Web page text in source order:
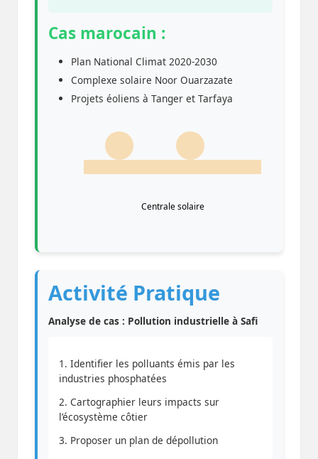
Cas marocain :
Plan National Climat 2020-2030
Complexe solaire Noor Ouarzazate
Projets éoliens à Tanger et Tarfaya
Centrale solaire
Activité Pratique
Analyse de cas : Pollution industrielle à Safi
1. Identifier les polluants émis par les
industries phosphatées
2. Cartographier leurs impacts sur
l’écosystème côtier
3. Proposer un plan de dépollution